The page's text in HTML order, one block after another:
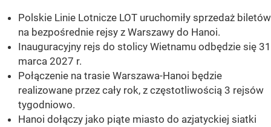
Polskie Linie Lotnicze LOT uruchomiły sprzedaż biletów
na bezpośrednie rejsy z Warszawy do Hanoi.
Inauguracyjny rejs do stolicy Wietnamu odbędzie się 31
marca 2027 r.
Połączenie na trasie Warszawa-Hanoi będzie
realizowane przez cały rok, z częstotliwością 3 rejsów
tygodniowo.
Hanoi dołączy jako piąte miasto do azjatyckiej siatki